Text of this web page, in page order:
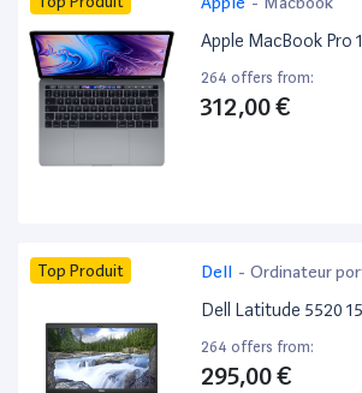
Apple MacBook Pro
264 offers from:
312,00 €
Top Produit Dell - Ordinateur
Dell Latitude 5520
264 offers from:
295,00 €